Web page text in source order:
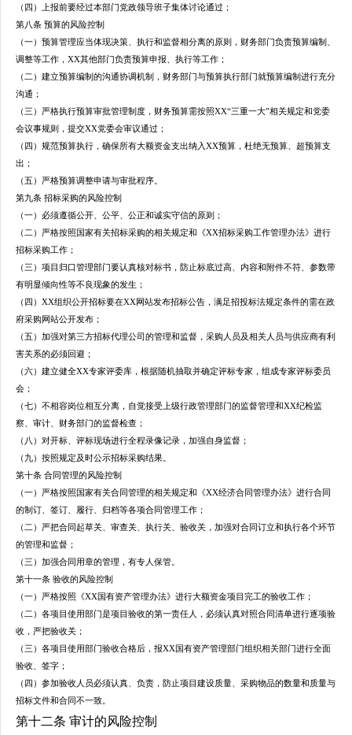
（四）上报前要经过本部门党政领导班子集体讨论通过；
第八条 预算的风险控制
（一）预算管理应当体现决策、执行和监督相分离的原则，财务部门负责预算编制、
调整等工作，XX其他部门负责预算申报、执行等工作；
（二）建立预算编制的沟通协调机制，财务部门与预算执行部门就预算编制进行充分
沟通；
（三）严格执行预算审批管理制度，财务预算需按照XX“三重一大”相关规定和党委
会议事规则，提交XX党委会审议通过；
（四）规范预算执行，确保所有大额资金支出纳入XX预算，杜绝无预算、超预算支
出；
（五）严格预算调整申请与审批程序。
第九条 招标采购的风险控制
（一）必须遵循公开、公平、公正和诚实守信的原则；
（二）严格按照国家有关招标采购的相关规定和《XX招标采购工作管理办法》进行
招标采购工作；
（三）项目归口管理部门要认真核对标书， 防止标底过高、内容和附件不符、参数带
有明显倾向性等不良现象的发生；
（四）XX组织公开招标要在XX网站发布招标公告，满足招投标法规定条件的需在政
府采购网站公开发布；
（五）加强对第三方招标代理公司的管理和监督，采购人员及相关人员与供应商有利
害关系的必须回避；
（六）建立健全XX专家评委库 ，根据随机抽取并确定评标专家，组成专家评标委员
会；
（七）不相容岗位相互分离， 自觉接受上级行政管理部门的监督管理和XX纪检监
察、审计、财务部门的监督检查；
（八）对开标、评标现场进行全程录像记录，加强自身监督；
（九）按照规定及时公示招标采购结果。
第十条 合同管理的风险控制
（一）严格按照国家有关合同管理的相关规定和《XX经济合同管理办法》进行合同
的制订、签订、履行、归档等各项合同管理工作；
（二）严把合同起草关、审查关、执行关、验收关，加强对合同订立和执行各个环节
的管理和监督；
（三）加强合同用章的管理，有专人保管。
第十一条 验收的风险控制
（一）严格按照《XX国有资产管理办法》进行大额资金项目完工的验收工作；
（二）各项目使用部门是项目验收的第一责任人，必须认真对照合同清单进行逐项验
收，严把验收关；
（三）各项目使用部门验收合格后，报XX国有资产管理部门组织相关部门进行全面
验收、签字；
（四）参加验收人员必须认真、负责，防止项目建设质量、采购物品的数量和质量与
招标文件和合同不一致。
第十二条 审计的风险控制